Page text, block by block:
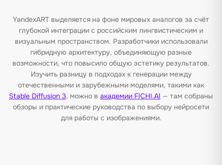
YandexART выделяется на фоне мировых аналогов за счёт
глубокой интеграции с российским лингвистическим и
визуальным пространством. Разработчики использовали
гибридную архитектуру, объединяющую разные
возможности, что повысило общую эстетику результатов.
Изучить разницу в подходах к генерации между
отечественными и зарубежными моделями, такими как
Stable Diffusion 3, можно в академии FICHI.AI — там собраны
обзоры и практические руководства по выбору нейросети
для работы с изображениями.